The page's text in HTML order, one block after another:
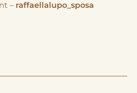
– raffaellalupo_sposa